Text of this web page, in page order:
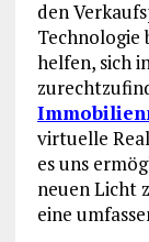
den
Technologie
helfen, sich
virtuelle
es uns
neuen Licht
eine